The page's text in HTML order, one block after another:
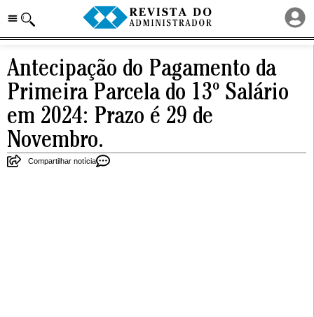
Antecipação do Pagamento da
Primeira Parcela do 13º Salário
em 2024: Prazo é 29 de
Novembro.
Compartilhar notícia